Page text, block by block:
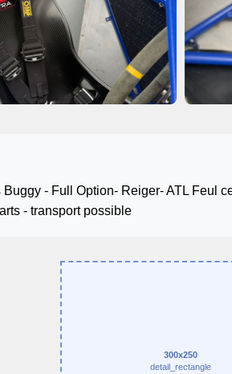
Buggy - Full Option- Reiger- ATL Feul
- transport possible
300x250
detail_rectangle